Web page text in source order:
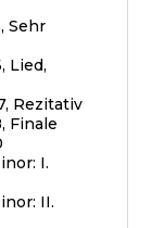
Sehr
Lied,
Rezitativ
Finale
I.
II.